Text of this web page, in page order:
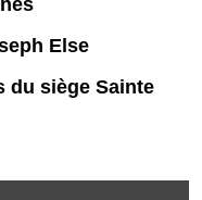
Else
du siège Sainte